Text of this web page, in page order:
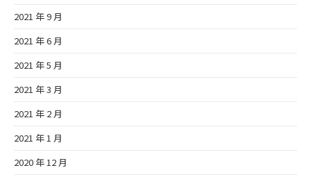
2021 年 9 月
2021 年 6 月
2021 年 5 月
2021 年 3 月
2021 年 2 月
2021 年 1 月
2020 年 12 月